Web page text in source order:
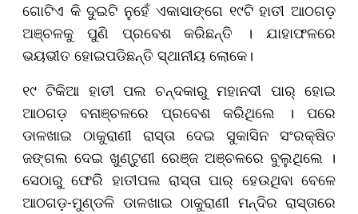
ଗୋଟିଏ କି ଦୁଇଟି ନୁହେଁ ଏକାସାଙ୍ଗେ ୧୯ଟି ହାତୀ ଆଠଗଡ଼
ଅଞ୍ଚଳକୁ ପୁଣି ପ୍ରବେଶ କରିଛନ୍ତି । ଯାହାଫଳରେ
ଭୟଭୀତ ହୋଇପଡିଛନ୍ତି ସ୍ଥାନୀୟ ଲୋକେ।
୧୯ ଟିକିଆ ହାତୀ ପଲ ଚନ୍ଦକାରୁ ମହାନଦୀ ପାର୍‌ ହୋଇ
ଆଠଗଡ଼ ବନାଞ୍ଚଳରେ ପ୍ରବେଶ କରିଥିଲେ । ପରେ
ଡାଳଖାଇ ଠାକୁରାଣୀ ରାସ୍ତା ଦେଇ ସୁକାସିନ ସଂରକ୍ଷିତ
ଜଙ୍ଗଲ ଦେଇ ଖୁଣ୍ଟୁଣୀ ରେଞ୍ଜ ଅଞ୍ଚଳରେ ବୁଲୁଥିଲେ ।
ସେଠାରୁ ଫେରି ହାତୀପଲ ରାସ୍ତା ପାର୍‌ ହେଉଥିବା ବେଳେ
ଆଠଗଡ଼-ମୁଣ୍ଡଳି ଡାଳଖାଇ ଠାକୁରାଣୀ ମନ୍ଦିର ରାସ୍ତାରେ